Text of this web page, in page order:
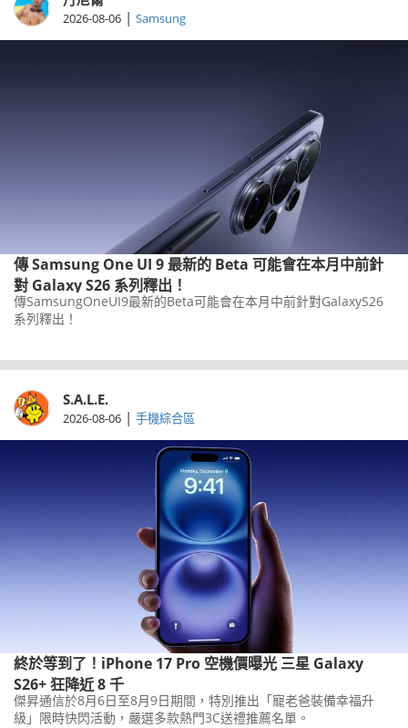
2026-08-06 | Samsung
傳 Samsung One UI 9 最新的 Beta 可能會在本月中前針
對 Galaxy S26 系列釋出！
傳SamsungOneUI9最新的Beta可能會在本月中前針對GalaxyS26
系列釋出！
S.A.L.E.
2026-08-06 | 手機綜合區
終於等到了！iPhone 17 Pro 空機價曝光 三星 Galaxy
S26+ 狂降近 8 千
傑昇通信於8月6日至8月9日期間，特別推出「寵老爸裝備幸福升
級」限時快閃活動，嚴選多款熱門3C送禮推薦名單。